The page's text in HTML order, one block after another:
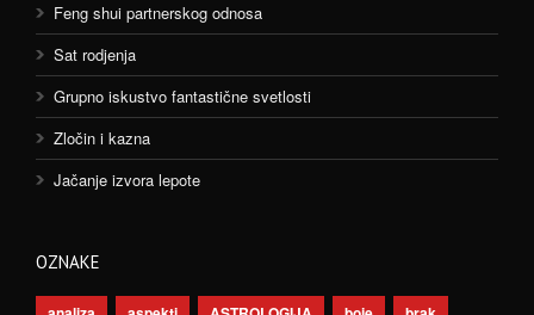
Feng shui partnerskog odnosa
Sat rodjenja
Grupno iskustvo fantastične svetlosti
Zločin i kazna
Jačanje izvora lepote
OZNAKE